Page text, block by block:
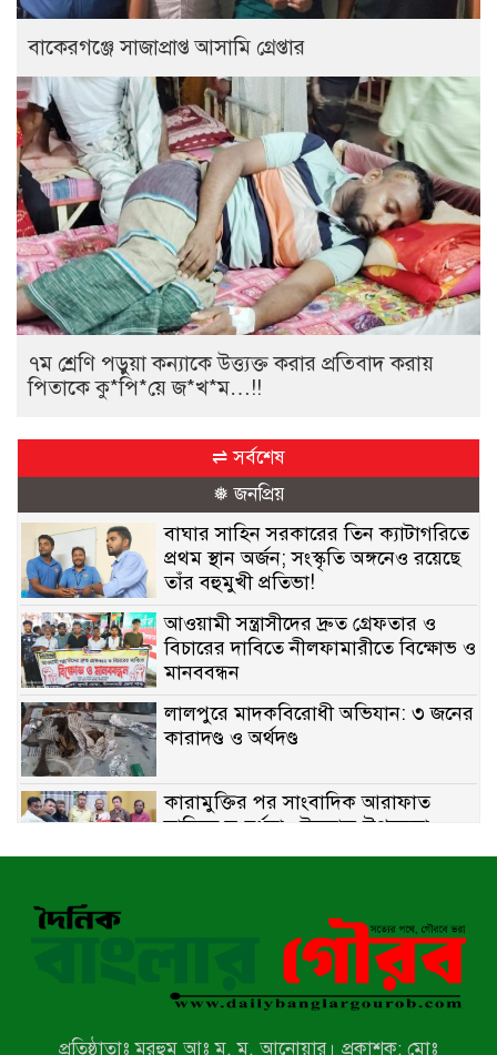
বাকেরগঞ্জে সাজাপ্রাপ্ত আসামি গ্রেপ্তার
৭ম শ্রেণি পড়ুয়া কন্যাকে উত্ত্যক্ত করার প্রতিবাদ করায়
পিতাকে কু*পি*য়ে জ*খ*ম…!!
⇌ সর্বশেষ
❅ জনপ্রিয়
বাঘার সাহিন সরকারের তিন ক্যাটাগরিতে
প্রথম স্থান অর্জন; সংস্কৃতি অঙ্গনেও রয়েছে
তাঁর বহুমুখী প্রতিভা!
আওয়ামী সন্ত্রাসীদের দ্রুত গ্রেফতার ও
বিচারের দাবিতে নীলফামারীতে বিক্ষোভ ও
মানববন্ধন
লালপুরে মাদকবিরোধী অভিযান: ৩ জনের
কারাদণ্ড ও অর্থদণ্ড
কারামুক্তির পর সাংবাদিক আরাফাত
সানিকে সংবর্ধনা, টেকনাফ উপজেলা
প্রেসক্লাবের ফুলেল শুভেচ্ছা
মিয়ানমারের সীমান্তে স্থলমাইন বিস্ফোরণ:
উখিয়ার এক যুবকের পা বিচ্ছিন্ন
প্রতিষ্ঠাতাঃ মরহুম আঃ ম. ম. আনোয়ার। প্রকাশক: মোঃ